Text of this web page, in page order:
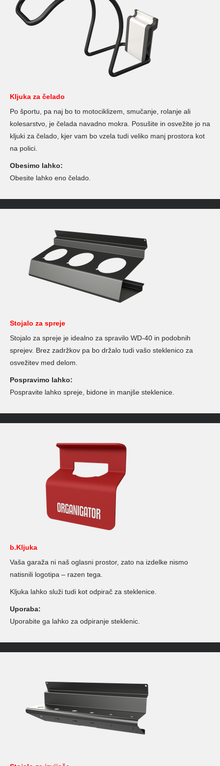
Kljuka za čelado
Po športu, pa naj bo to motociklizem, smučanje, rolanje ali
kolesarstvo, je čelada navadno mokra. Posušite in osvežite jo na
kljuki za čelado, kjer vam bo vzela tudi veliko manj prostora kot
na polici.
Obesimo lahko:
Obesite lahko eno čelado.
Stojalo za spreje
Stojalo za spreje je idealno za spravilo WD-40 in podobnih
sprejev. Brez zadržkov pa bo držalo tudi vašo steklenico za
osvežitev med delom.
Pospravimo lahko:
Pospravite lahko spreje, bidone in manjše steklenice.
b.Kljuka
Vaša garaža ni naš oglasni prostor, zato na izdelke nismo
natisnili logotipa – razen tega.
Kljuka lahko služi tudi kot odpirač za steklenice.
Uporaba:
Uporabite ga lahko za odpiranje steklenic.